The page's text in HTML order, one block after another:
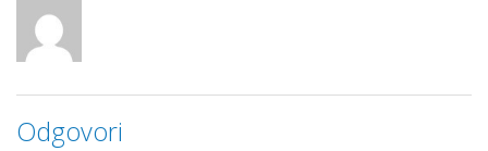
Odgovori